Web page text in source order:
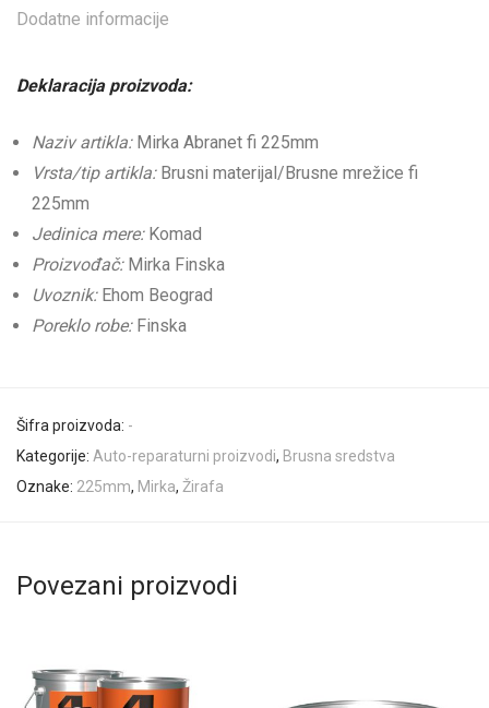
Dodatne informacije
Deklaracija proizvoda:
Naziv artikla:Mirka Abranet fi 225mm
Vrsta/tip artikla: Brusni materijal/Brusne mrežice fi
225mm
Jedinica mere:Komad
Proizvođač:Mirka Finska
Uvoznik:Ehom Beograd
Poreklo robe:Finska
Šifra proizvoda: -
Kategorije: Auto-reparaturni proizvodi, Brusna sredstva
Oznake: 225mm, Mirka, Žirafa
Povezani proizvodi